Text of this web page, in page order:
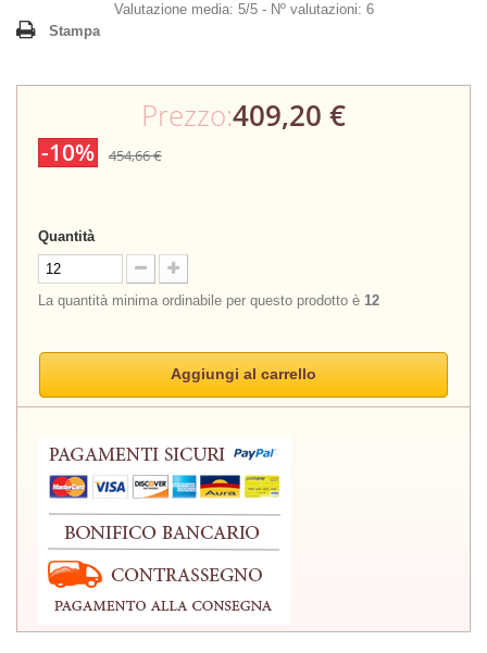
Valutazione media: 5/5 -Nº valutazioni: 6
Stampa
Prezzo:409,20 €
-10% 454,66 €
Quantità
La quantità minima ordinabile per questo prodotto è 12
Aggiungi al carrello